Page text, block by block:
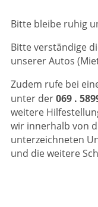
Bitte bleibe ruhig
Bitte verständige
unserer Autos
Zudem rufe bei
unter der 069 .
weitere
wir innerhalb von
unterzeichneten
und die weitere